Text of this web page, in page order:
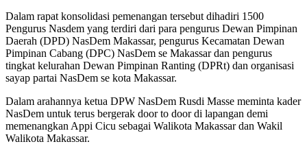
Dalam rapat konsolidasi pemenangan tersebut dihadiri 1500
Pengurus Nasdem yang terdiri dari para pengurus Dewan Pimpinan
Daerah (DPD) NasDem Makassar, pengurus Kecamatan Dewan
Pimpinan Cabang (DPC) NasDem se Makassar dan pengurus
tingkat kelurahan Dewan Pimpinan Ranting (DPRt) dan organisasi
sayap partai NasDem se kota Makassar.
Dalam arahannya ketua DPW NasDem Rusdi Masse meminta kader
NasDem untuk terus bergerak door to door di lapangan demi
memenangkan Appi Cicu sebagai Walikota Makassar dan Wakil
Walikota Makassar.